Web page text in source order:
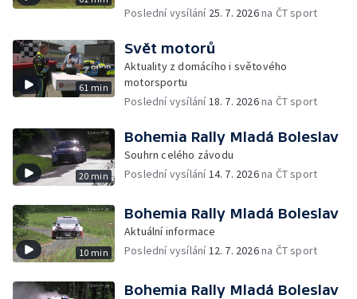
Poslední vysílání 25. 7. 2026na ČT sport
61 min
Svět motorů
Aktuality z domácího i světového
motorsportu
Poslední vysílání18. 7. 2026na ČT sport
20 min
Bohemia Rally Mladá Boleslav
Souhrn celého závodu
Poslední vysílání14. 7. 2026na ČT sport
10 min
Bohemia Rally Mladá Boleslav
Aktuální informace
Poslední vysílání12. 7. 2026na ČT sport
Bohemia Rally Mladá Boleslav